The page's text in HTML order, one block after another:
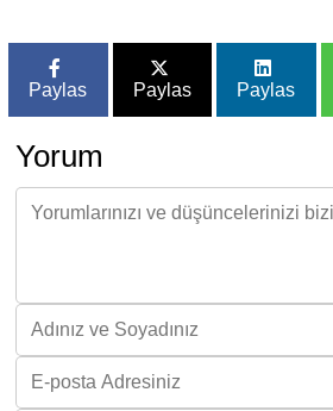
Paylas Paylas Paylas
Yorum